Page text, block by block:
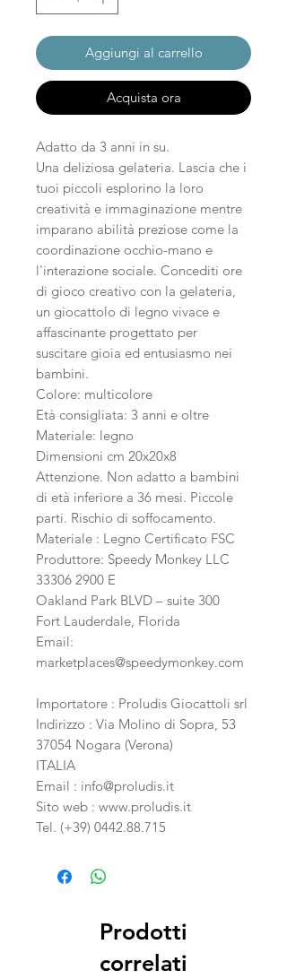
Aggiungi al carrello
Acquista ora
Adatto da 3 anni in su.
Una deliziosa gelateria. Lascia che i
tuoi piccoli esplorino la loro
creatività e immaginazione mentre
imparano abilità preziose come la
coordinazione occhio-mano e
l'interazione sociale. Concediti ore
di gioco creativo con la gelateria,
un giocattolo di legno vivace e
affascinante progettato per
suscitare gioia ed entusiasmo nei
bambini.
Colore: multicolore
Età consigliata: 3 anni e oltre
Materiale: legno
Dimensioni cm 20x20x8
Attenzione. Non adatto a bambini
di età inferiore a 36 mesi. Piccole
parti. Rischio di soffocamento.
Materiale : Legno Certificato FSC
Produttore: Speedy Monkey LLC
33306 2900 E
Oakland Park BLVD – suite 300
Fort Lauderdale, Florida
Email:
marketplaces@speedymonkey.com
Importatore : Proludis Giocattoli srl
Indirizzo : Via Molino di Sopra, 53
37054 Nogara (Verona)
ITALIA
Email : info@proludis.it
Sito web : www.proludis.it
Tel. (+39) 0442.88.715
Prodotti
correlati